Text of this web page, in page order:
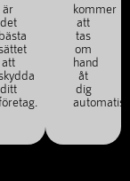
är
det
bästa
att
ditt
kommer
att
tas
om
hand
åt
dig